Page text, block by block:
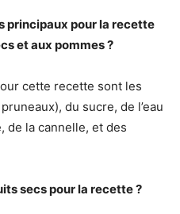
principaux pour la recette
et aux pommes ?
cette recette sont les
du sucre, de l’eau
de la cannelle, et des
secs pour la recette ?